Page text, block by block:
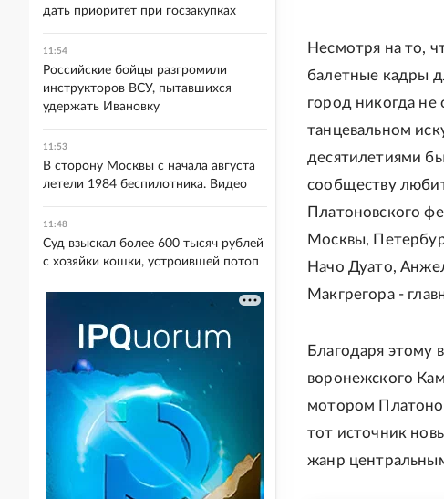
Несмотря на то,
балетные кадры
город никогда не
танцевальном
десятилетиями
сообществу
Платоновского
Москвы,
Начо Дуато,
Макгрегора -
Благодаря этому
воронежского
мотором
тот источник
жанр
дать приоритет при госзакупках
11:54
Российские бойцы разгромили
инструкторов ВСУ, пытавшихся
удержать Ивановку
11:53
В сторону Москвы с начала августа
летели 1984 беспилотника. Видео
11:48
Суд взыскал более 600 тысяч рублей
с хозяйки кошки, устроившей потоп